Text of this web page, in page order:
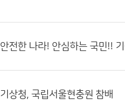
기상청, 국립서울현충원 참배